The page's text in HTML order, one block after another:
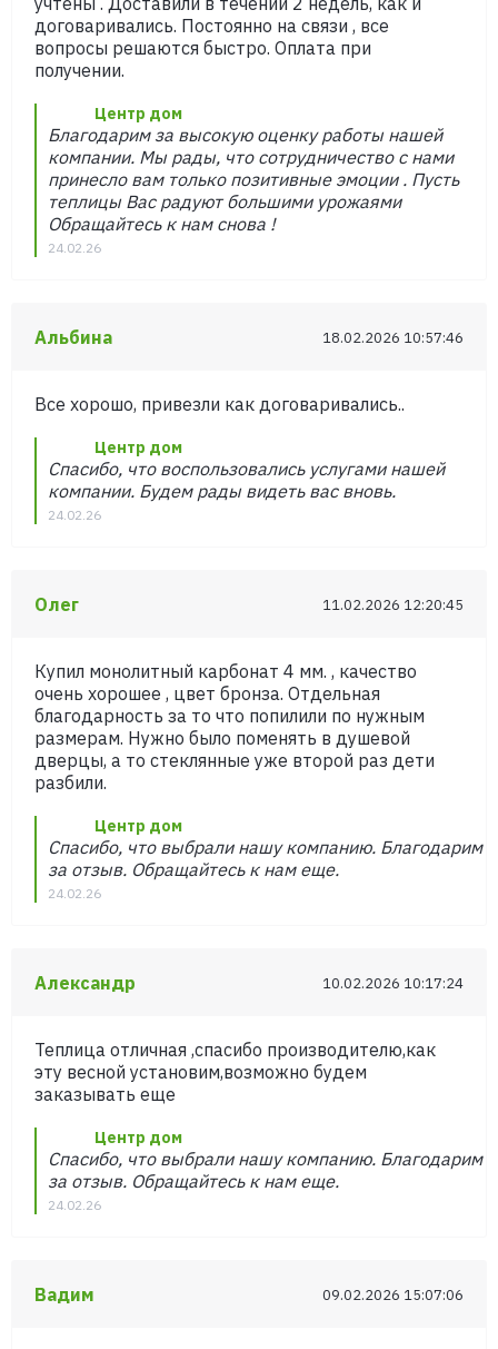
договаривались. Постоянно на связи , все
вопросы решаются быстро. Оплата при
получении.
Центр дом
Благодарим за высокую оценку работы нашей
компании. Мы рады, что сотрудничество с нами
принесло вам только позитивные эмоции . Пусть
теплицы Вас радуют большими урожаями
Обращайтесь к нам снова !
24.02.26
Альбина 18.02.2026 10:57:46
Все хорошо, привезли как договаривались..
Центр дом
Спасибо, что воспользовались услугами нашей
компании. Будем рады видеть вас вновь.
24.02.26
Олег 11.02.2026 12:20:45
Купил монолитный карбонат 4 мм. , качество
очень хорошее , цвет бронза. Отдельная
благодарность за то что попилили по нужным
размерам. Нужно было поменять в душевой
дверцы, а то стеклянные уже второй раз дети
разбили.
Центр дом
Спасибо, что выбрали нашу компанию. Благодарим
за отзыв. Обращайтесь к нам еще.
24.02.26
Александр 10.02.2026 10:17:24
Теплица отличная ,спасибо производителю,как
эту весной установим,возможно будем
заказывать еще
Центр дом
Спасибо, что выбрали нашу компанию. Благодарим
за отзыв. Обращайтесь к нам еще.
24.02.26
Вадим 09.02.2026 15:07:06